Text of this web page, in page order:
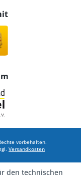
vorbehalten.
Versandkosten
den technischen